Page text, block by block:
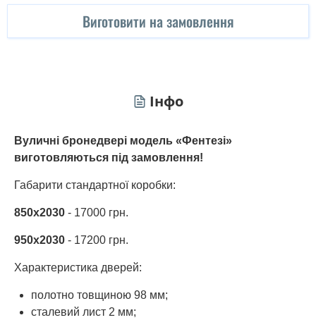
Виготовити на замовлення
Інфо
Вуличні бронедвері модель «Фентезі»
виготовляються під замовлення!
Габарити стандартної коробки:
850х2030 - 17000 грн.
950х2030 - 17200 грн.
Характеристика дверей:
полотно товщиною 98 мм;
сталевий лист 2 мм;